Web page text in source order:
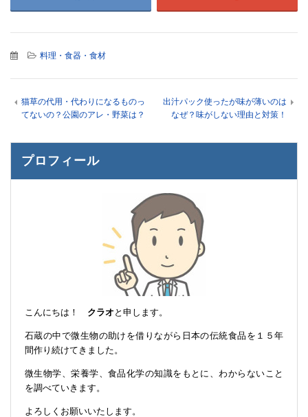
料理・食器・食材
猫草の代用・代わりになるものっ
てないの？公園のアレ・野菜は？
出汁パック使ったが味が薄いのは
なぜ？味がしない理由と対策！
プロフィール
こんにちは！ クラオ と申します。
石蔵の中で微生物の助けを借りながら日本の伝統食品を１５年
間作り続けてきました。
微生物学、栄養学、食品化学の知識をもとに、わからないこと
を調べていきます。
よろしくお願いいたします。